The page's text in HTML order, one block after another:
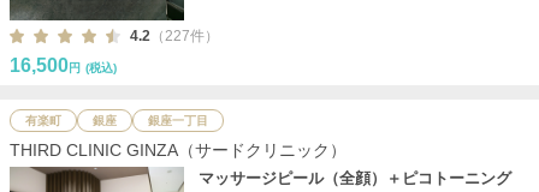
4.2 （227件）
16,500円 (税込)
有楽町 銀座 銀座一丁目
THIRD CLINIC GINZA（サードクリニック）
マッサージピール（全顔）＋ピコトーニング